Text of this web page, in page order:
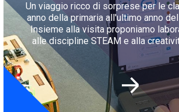
Un viaggio ricco di sorprese per le
anno della primaria all'ultimo anno
Insieme alla visita proponiamo
alle discipline STEAM e alla